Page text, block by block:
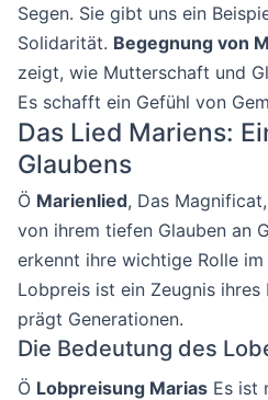
Segen. Sie gibt uns ein
Solidarität. Begegnung von
zeigt, wie Mutterschaft und
Es schafft ein Gefühl von
Das Lied Mariens:
Glaubens
Ö Marienlied, Das
von ihrem tiefen Glauben an
erkennt ihre wichtige Rolle
Lobpreis ist ein Zeugnis ihres
prägt Generationen.
Die Bedeutung des
Ö Lobpreisung Marias Es ist